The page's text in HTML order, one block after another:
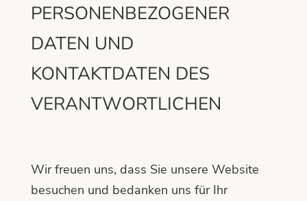
PERSONENBEZOGENER
DATEN UND
KONTAKTDATEN DES
VERANTWORTLICHEN
Wir freuen uns, dass Sie unsere Website
besuchen und bedanken uns für Ihr